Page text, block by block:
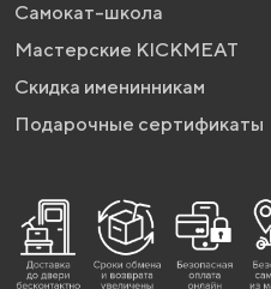
Самокат-школа
Мастерские KICKMEAT
Скидка именинникам
Подарочные сертификаты